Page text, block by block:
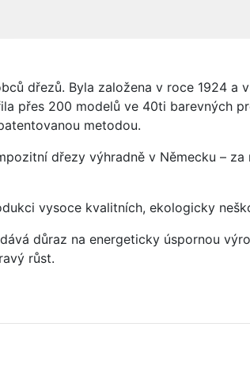
dřezů. Byla založena v roce 1924 a
přes 200 modelů ve 40ti barevných
metodou.
dřezy výhradně v Německu –
vysoce kvalitních, ekologicky
důraz na energeticky úspornou
růst.